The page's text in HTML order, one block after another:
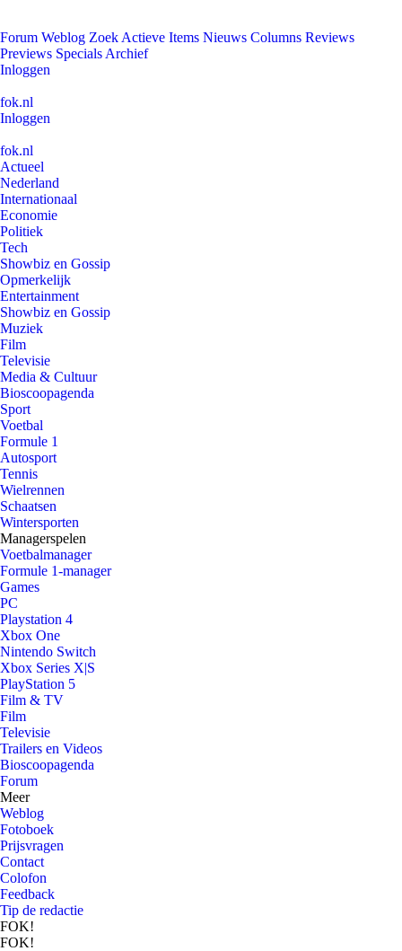
Forum Weblog Zoek Actieve Items Nieuws Columns Reviews
Previews Specials Archief
Inloggen
fok.nl
Inloggen
fok.nl
Actueel
Nederland
Internationaal
Economie
Politiek
Tech
Showbiz en Gossip
Opmerkelijk
Entertainment
Showbiz en Gossip
Muziek
Film
Televisie
Media & Cultuur
Bioscoopagenda
Sport
Voetbal
Formule 1
Autosport
Tennis
Wielrennen
Schaatsen
Wintersporten
Managerspelen
Voetbalmanager
Formule 1-manager
Games
PC
Playstation 4
Xbox One
Nintendo Switch
Xbox Series X|S
PlayStation 5
Film & TV
Film
Televisie
Trailers en Videos
Bioscoopagenda
Forum
Meer
Weblog
Fotoboek
Prijsvragen
Contact
Colofon
Feedback
Tip de redactie
FOK!
FOK!